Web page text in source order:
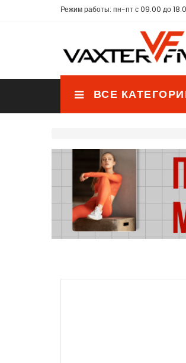
Режим работы: пн-пт с 09.00 до
ВСЕ